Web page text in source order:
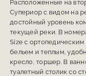
Расположенные на
Супериор с видом на
достойный уровень
текущей реки. В
Size с
бельем и теплым,
кресло, торшер. В
туалетный столик со